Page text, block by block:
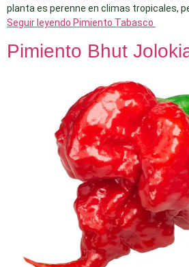
planta es perenne en climas tropicales,
Seguir leyendo Pimiento Tabasco
Pimiento Bhut